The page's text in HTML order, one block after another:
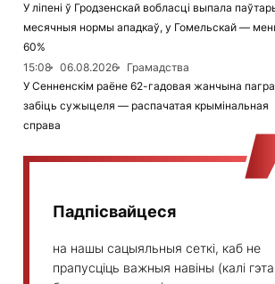
У ліпені ў Гродзенскай вобласці выпала
месячныя нормы ападкаў, у Гомельскай —
60%
15:08
06.08.2026
Грамадства
У Сенненскім раёне 62-гадовая жанчына
забіць сужыцеля — распачатая крымінальная
справа
Падпісвайцеся
на нашы сацыяльныя сеткі, каб не
прапусціць важныя навіны (калі гэта